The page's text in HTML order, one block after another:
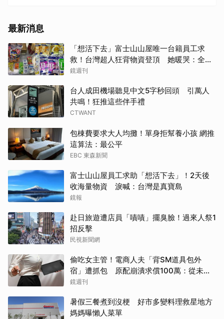
最新消息
「想活下去」富士山山屋唯一台籍員工求
救！台灣超人狂背物資登頂 她暖哭：全世
界只有台灣會這樣
鏡週刊
台人成田機場聽見中文5字秒回頭 引萬人
共鳴！狂推這些伴手禮
CTWANT
包棟費要求大人均攤！單身拒幫養小孩 網推
這算法：最公平
EBC 東森新聞
富士山山屋員工求助「想活下去」！2天後
收海量物資 淚喊：台灣是真寶島
鏡報
赴日旅遊遭店員「嘖嘖」擺臭臉！過來人祭1
招反擊
民視新聞網
偷吃女主管！電商人夫「背SM道具包外
宿」遭抓包 原配崩潰求償100萬：從未用
過此類
鏡週刊
暑假三餐煮到沒梗 好市多變料理救星地方
媽媽曝懶人菜單